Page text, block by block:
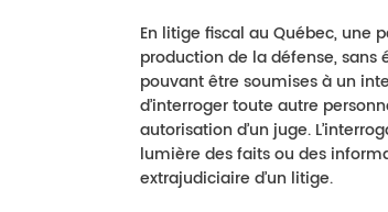
En litige fiscal au Québec, une
production de la défense,
pouvant être soumises à un
d’interroger toute autre
autorisation d’un juge.
lumière des faits ou des
extrajudiciaire d’un litige.